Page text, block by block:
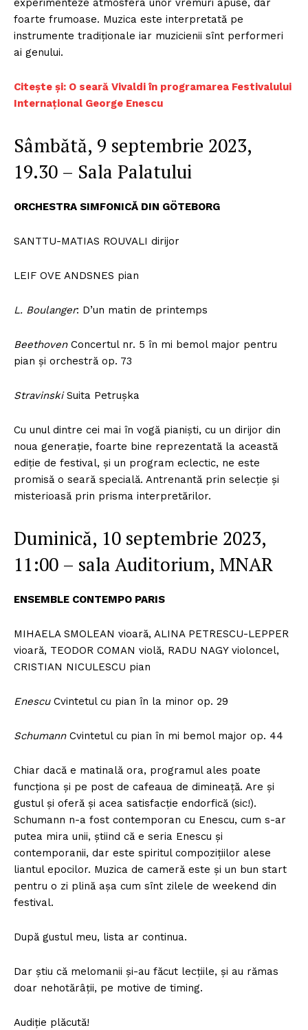
experimenteze atmosfera unor vremuri apuse, dar
foarte frumoase. Muzica este interpretată pe
instrumente tradiționale iar muzicienii sînt performeri
ai genului.
Citește și: O seară Vivaldi în programarea Festivalului
Internațional George Enescu
Sâmbătă, 9 septembrie 2023,
19.30 – Sala Palatului
ORCHESTRA SIMFONICĂ DIN GÖTEBORG
SANTTU-MATIAS ROUVALI dirijor
LEIF OVE ANDSNES pian
L. Boulanger: D’un matin de printemps
BeethovenConcertul nr. 5 în mi bemol major pentru
pian și orchestră op. 73
StravinskiSuita Petrușka
Cu unul dintre cei mai în vogă pianiști, cu un dirijor din
noua generație, foarte bine reprezentată la această
ediție de festival, și un program eclectic, ne este
promisă o seară specială. Antrenantă prin selecție și
misterioasă prin prisma interpretărilor.
Duminică, 10 septembrie 2023,
11:00 – sala Auditorium, MNAR
ENSEMBLE CONTEMPO PARIS
MIHAELA SMOLEAN vioară, ALINA PETRESCU-LEPPER
vioară, TEODOR COMAN violă, RADU NAGY violoncel,
CRISTIAN NICULESCU pian
EnescuCvintetul cu pian în la minor op. 29
SchumannCvintetul cu pian în mi bemol major op. 44
Chiar dacă e matinală ora, programul ales poate
funcționa și pe post de cafeaua de dimineață. Are și
gustul și oferă și acea satisfacție endorfică (sic!).
Schumann n-a fost contemporan cu Enescu, cum s-ar
putea mira unii, știind că e seria Enescu și
contemporanii, dar este spiritul compozițiilor alese
liantul epocilor. Muzica de cameră este și un bun start
pentru o zi plină așa cum sînt zilele de weekend din
festival.
După gustul meu, lista ar continua.
Dar știu că melomanii și-au făcut lecțiile, și au rămas
doar nehotărâții, pe motive de timing.
Audiție plăcută!